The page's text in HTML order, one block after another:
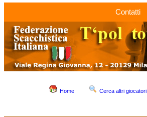
Contatti
Home Cerca altri giocatori